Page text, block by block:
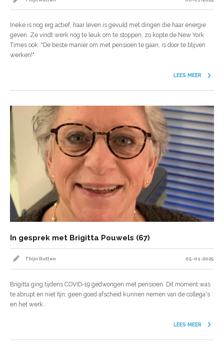
Ineke is nog erg actief, haar leven is gevuld met dingen die haar energie
geven. Ze vindt werk nog te leuk om te stoppen, zo kopte de New York
Times ook: "De beste manier om met pensioen te gaan, is door te blijven
werken!"
LEES MEER
In gesprek met Brigitta Pouwels (67)
Thijn Rutten 05-01-2025
Brigitta ging tijdens COVID-19 gedwongen met pensioen. Dit moment was
te abrupt en niet fijn; geen goed afscheid kunnen nemen van de collega's
en het werk.
LEES MEER